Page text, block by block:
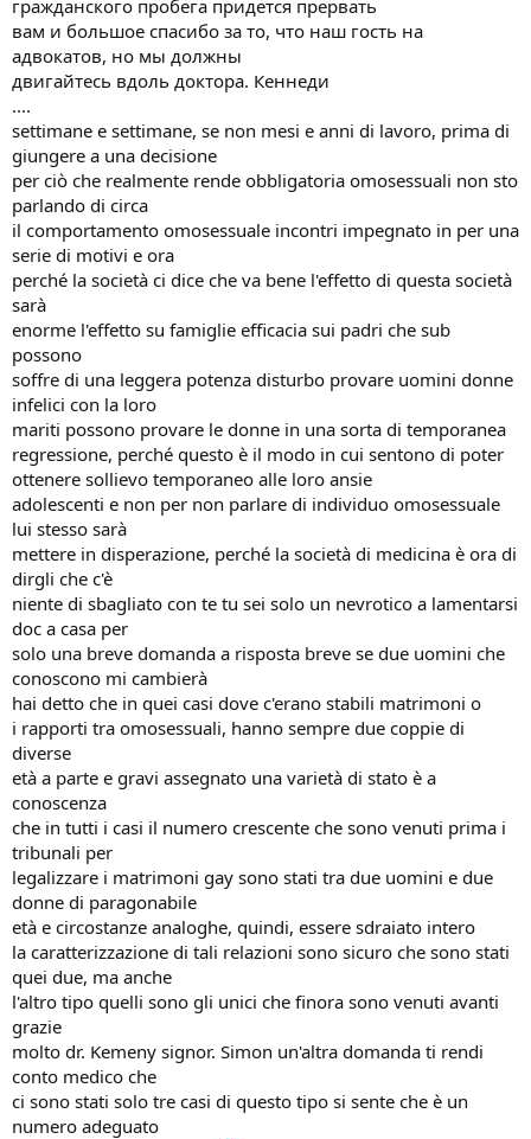
гражданского пробега придется прервать
вам и большое спасибо за то, что наш гость на
адвокатов, но мы должны
двигайтесь вдоль доктора. Кеннеди
....
settimane e settimane, se non mesi e anni di lavoro, prima di
giungere a una decisione
per ciò che realmente rende obbligatoria omosessuali non sto
parlando di circa
il comportamento omosessuale incontri impegnato in per una
serie di motivi e ora
perché la società ci dice che va bene l'effetto di questa società
sarà
enorme l'effetto su famiglie efficacia sui padri che sub
possono
soffre di una leggera potenza disturbo provare uomini donne
infelici con la loro
mariti possono provare le donne in una sorta di temporanea
regressione, perché questo è il modo in cui sentono di poter
ottenere sollievo temporaneo alle loro ansie
adolescenti e non per non parlare di individuo omosessuale
lui stesso sarà
mettere in disperazione, perché la società di medicina è ora di
dirgli che c'è
niente di sbagliato con te tu sei solo un nevrotico a lamentarsi
doc a casa per
solo una breve domanda a risposta breve se due uomini che
conoscono mi cambierà
hai detto che in quei casi dove c'erano stabili matrimoni o
i rapporti tra omosessuali, hanno sempre due coppie di
diverse
età a parte e gravi assegnato una varietà di stato è a
conoscenza
che in tutti i casi il numero crescente che sono venuti prima i
tribunali per
legalizzare i matrimoni gay sono stati tra due uomini e due
donne di paragonabile
età e circostanze analoghe, quindi, essere sdraiato intero
la caratterizzazione di tali relazioni sono sicuro che sono stati
quei due, ma anche
l'altro tipo quelli sono gli unici che finora sono venuti avanti
grazie
molto dr. Kemeny signor. Simon un'altra domanda ti rendi
conto medico che
ci sono stati solo tre casi di questo tipo si sente che è un
numero adeguato